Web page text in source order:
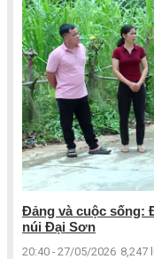
Đảng và cuộc sống:
núi Đại Sơn
20:40 - 27/05/2026 8,247